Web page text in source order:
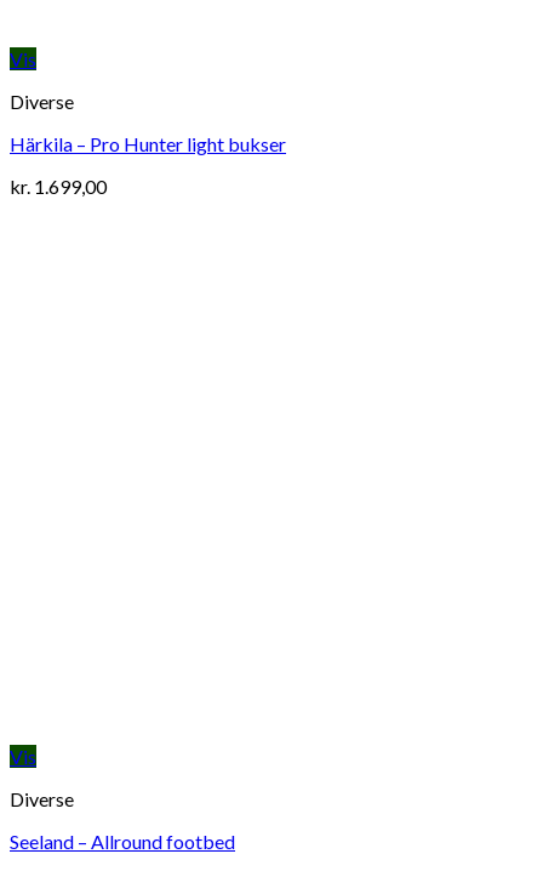
Vis
Diverse
Härkila – Pro Hunter light bukser
kr. 1.699,00
Vis
Diverse
Seeland – Allround footbed